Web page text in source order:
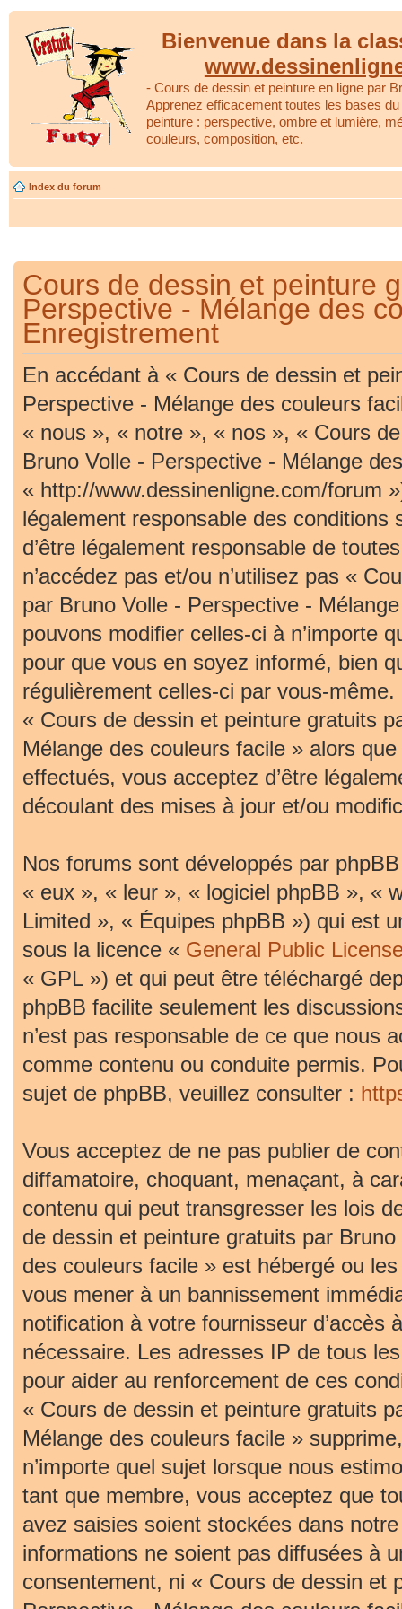
Bienvenue dans la
- Cours de dessin et peinture en ligne par
Apprenez efficacement toutes les bases
peinture : perspective, ombre et lumière,
couleurs, composition, etc.
Index du forum
Cours de dessin et peinture
Perspective - Mélange des
Enregistrement
En accédant à « Cours de dessin et
Perspective - Mélange des couleurs
« nous », « notre », « nos », « Cours
Bruno Volle - Perspective - Mélange
« http://www.dessinenligne.com/forum
légalement responsable des conditions
d’être légalement responsable de
n’accédez pas et/ou n’utilisez pas «
par Bruno Volle - Perspective -
pouvons modifier celles-ci à n’importe
pour que vous en soyez informé, bien
régulièrement celles-ci par vous-même.
« Cours de dessin et peinture gratuits
Mélange des couleurs facile » alors
effectués, vous acceptez d’être
découlant des mises à jour et/ou
Nos forums sont développés par
« eux », « leur », « logiciel phpBB », «
Limited », « Équipes phpBB ») qui est
sous la licence « General Public
« GPL ») et qui peut être téléchargé
phpBB facilite seulement les
n’est pas responsable de ce que nous
comme contenu ou conduite permis.
sujet de phpBB, veuillez consulter :
Vous acceptez de ne pas publier de
diffamatoire, choquant, menaçant, à
contenu qui peut transgresser les lois
de dessin et peinture gratuits par
des couleurs facile » est hébergé ou
vous mener à un bannissement
notification à votre fournisseur d’accès
nécessaire. Les adresses IP de tous
pour aider au renforcement de ces
« Cours de dessin et peinture gratuits
Mélange des couleurs facile »
n’importe quel sujet lorsque nous
tant que membre, vous acceptez que
avez saisies soient stockées dans
informations ne soient pas diffusées à
consentement, ni « Cours de dessin et